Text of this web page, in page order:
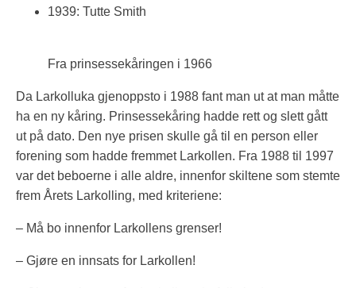
1939: Tutte Smith
Fra prinsessekåringen i 1966
Da Larkolluka gjenoppsto i 1988 fant man ut at man måtte
ha en ny kåring. Prinsessekåring hadde rett og slett gått
ut på dato. Den nye prisen skulle gå til en person eller
forening som hadde fremmet Larkollen. Fra 1988 til 1997
var det beboerne i alle aldre, innenfor skiltene som stemte
frem Årets Larkolling, med kriteriene:
– Må bo innenfor Larkollens grenser!
– Gjøre en innsats for Larkollen!